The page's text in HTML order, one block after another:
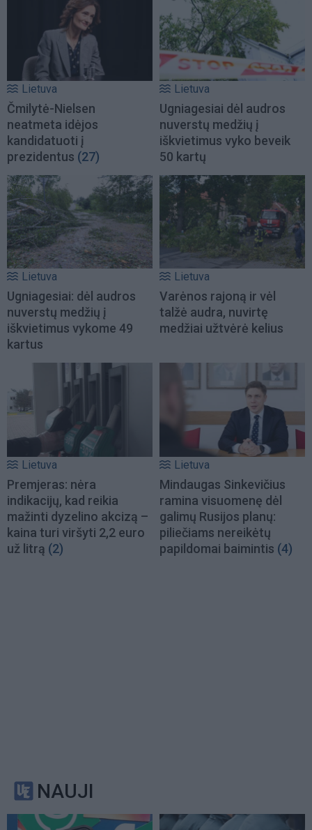
Lietuva
Čmilytė-Nielsen
neatmeta idėjos
kandidatuoti į
prezidentus (27)
Lietuva
Ugniagesiai dėl audros
nuverstų medžių į
iškvietimus vyko beveik
50 kartų
Lietuva
Ugniagesiai: dėl audros
nuverstų medžių į
iškvietimus vykome 49
kartus
Lietuva
Varėnos rajoną ir vėl
talžė audra, nuvirtę
medžiai užtvėrė kelius
Lietuva
Premjeras: nėra
indikacijų, kad reikia
mažinti dyzelino akcizą –
kaina turi viršyti 2,2 euro
už litrą (2)
Lietuva
Mindaugas Sinkevičius
ramina visuomenę dėl
galimų Rusijos planų:
piliečiams nereikėtų
papildomai baimintis (4)
NAUJI